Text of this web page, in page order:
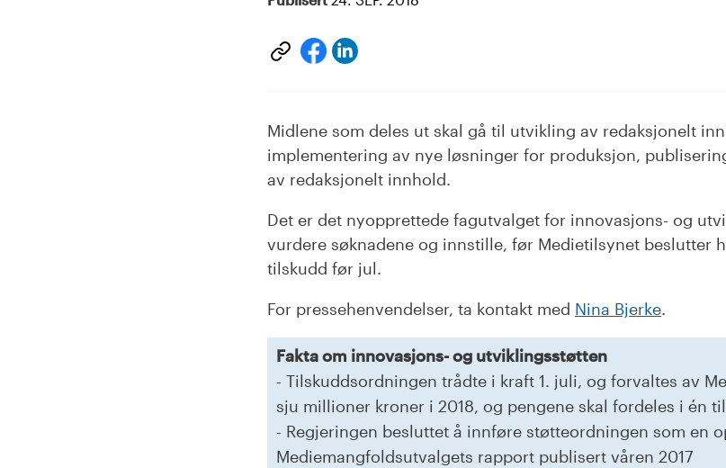
Del Del
Midlene som deles ut skal gå til utvikling av redaksjonelt
implementering av nye løsninger for produksjon,
av redaksjonelt innhold.
Det er det nyopprettede fagutvalget for innovasjons- og
vurdere søknadene og innstille, før Medietilsynet beslutter
tilskudd før jul.
For pressehenvendelser, ta kontakt med Nina Bjerke.
Fakta om innovasjons- og utviklingsstøtten
- Tilskuddsordningen trådte i kraft 1. juli, og forvaltes av
sju millioner kroner i 2018, og pengene skal fordeles i én
- Regjeringen besluttet å innføre støtteordningen som en
Mediemangfoldsutvalgets rapport publisert våren 2017